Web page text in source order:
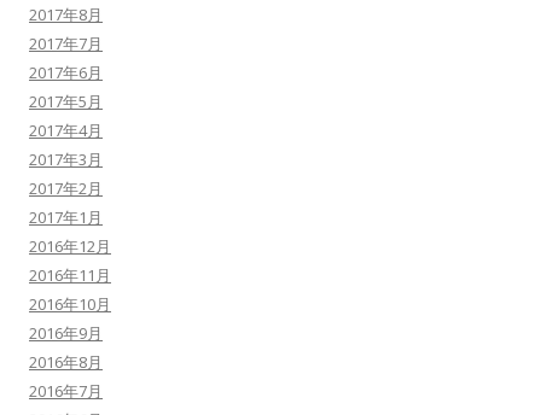
2017年8月
2017年7月
2017年6月
2017年5月
2017年4月
2017年3月
2017年2月
2017年1月
2016年12月
2016年11月
2016年10月
2016年9月
2016年8月
2016年7月